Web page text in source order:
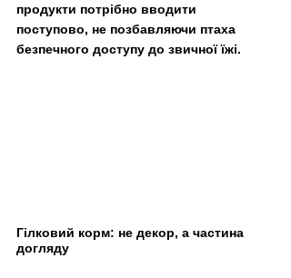
продукти потрібно вводити
поступово, не позбавляючи птаха
безпечного доступу до звичної їжі.
Гілковий корм: не декор, а частина
догляду